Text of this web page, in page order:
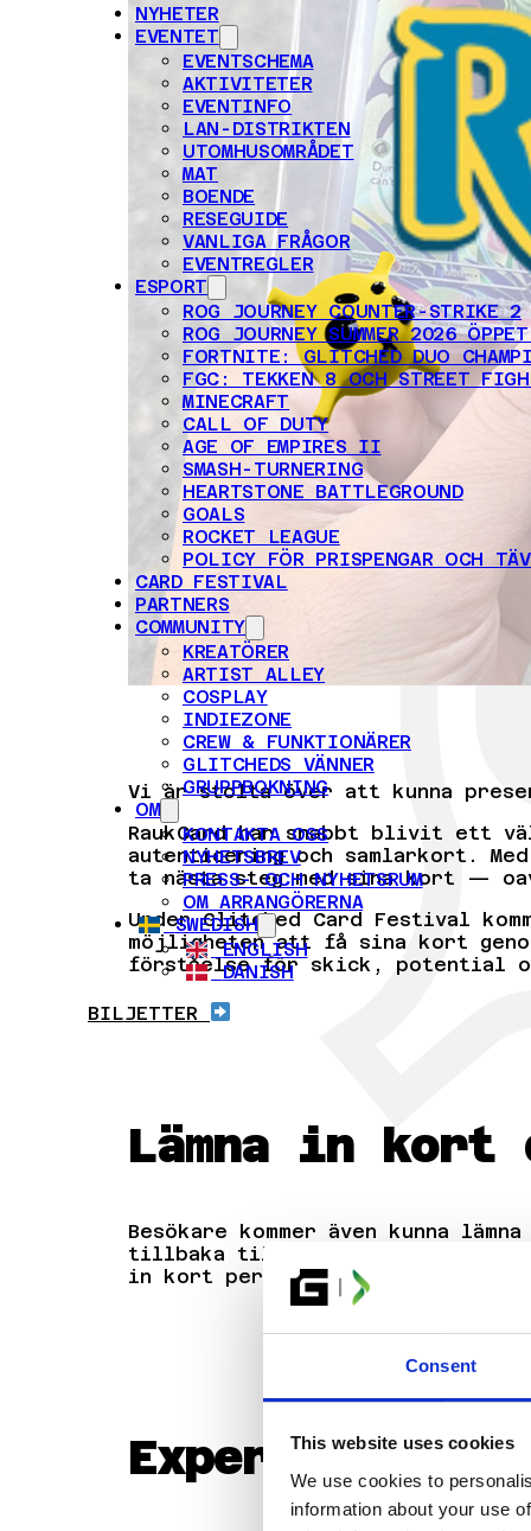
Consent
This website uses cookies
We use cookies to
information about your use
NYHETER
EVENTET
EVENTSCHEMA
AKTIVITETER
EVENTINFO
LAN-DISTRIKTEN
UTOMHUSOMRÅDET
MAT
BOENDE
RESEGUIDE
VANLIGA FRÅGOR
EVENTREGLER
ESPORT
ROG JOURNEY COUNTER-STRIKE 2
ROG JOURNEY SUMMER 2026
FORTNITE: GLITCHED DUO
FGC: TEKKEN 8 OCH STREET
MINECRAFT
CALL OF DUTY
AGE OF EMPIRES II
SMASH-TURNERING
HEARTSTONE BATTLEGROUND
GOALS
ROCKET LEAGUE
POLICY FÖR PRISPENGAR OCH
CARD FESTIVAL
PARTNERS
COMMUNITY
KREATÖRER
ARTIST ALLEY
COSPLAY
INDIEZONE
CREW & FUNKTIONÄRER
GLITCHEDS VÄNNER
GRUPPBOKNING
OM
KONTAKTA OSS
NYHETSBREV
PRESS- OCH NYHETSRUM
OM ARRANGÖRERNA
SWEDISH
ENGLISH
DANISH
BILJETTER
Vi är stolta över att kunna
RaukCard har snabbt blivit ett
autenticering och samlarkort.
ta nästa steg med sina kort —
Under Glitched Card Festival
möjligheten att få sina kort
förståelse för skick, potential
Lämna in
Besökare kommer även kunna
tillbaka till Visby där
in kort personligen och
Experter inom